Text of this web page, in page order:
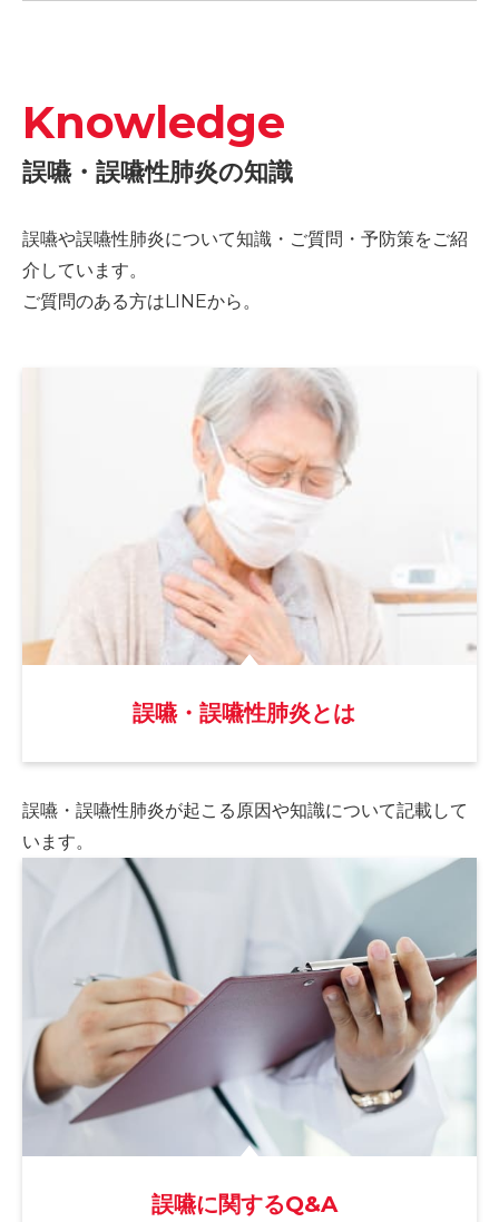
Knowledge
誤嚥・誤嚥性肺炎の知識
誤嚥や誤嚥性肺炎について知識・ご質問・予防策をご紹
介しています。
ご質問のある方はLINEから。
誤嚥・誤嚥性肺炎とは
誤嚥・誤嚥性肺炎が起こる原因や知識について記載して
います。
誤嚥に関するQ&A